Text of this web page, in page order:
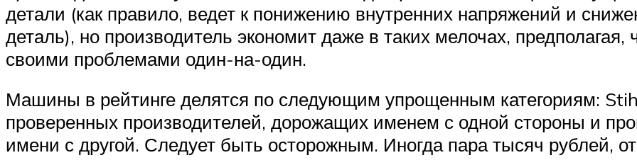
детали (как правило, ведет к понижению внутренних напряжений и
деталь), но производитель экономит даже в таких мелочах, предполагая,
своими проблемами один-на-один.
Машины в рейтинге делятся по следующим упрощенным категориям:
проверенных производителей, дорожащих именем с одной стороны и
имени с другой. Следует быть осторожным. Иногда пара тысяч рублей,